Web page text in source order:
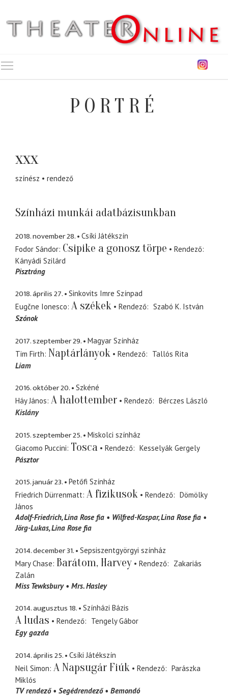
PORTRÉ
xxx
színész rendező
Színházi munkái adatbázisunkban
2018. november 28.
Csíki Játékszín
Fodor Sándor Csipike a gonosz törpe
Rendező
Kányádi Szilárd
Pisztráng
2018. április 27.
Sinkovits Imre Színpad
Eugčne Ionesco A székek Rendező
Szabó K. István
Szónok
2017. szeptember 29.
Magyar Színház
Tim Firth Naptárlányok Rendező
Tallós Rita
Liam
2016. október 20.
Szkéné
Háy János A halottember Rendező
Bérczes László
Kislány
2015. szeptember 25.
Miskolci színház
Giacomo Puccini Tosca Rendező
Kesselyák Gergely
Pásztor
2015. január 23.
Petőfi Színház
Friedrich Dürrenmatt A fizikusok Rendező
Dömölky
János
Adolf-Friedrich Lina Rose fia Wilfred-Kaspar Lina Rose fia
Jörg-Lukas Lina Rose fia
2014. december 31.
Sepsiszentgyörgyi színház
Mary Chase Barátom, Harvey Rendező
Zakariás
Zalán
Miss Tewksbury
Mrs. Hasley
2014. augusztus 18. Színházi Bázis
A ludas Rendező
Tengely Gábor
Egy gazda
2014. április 25.
Csíki Játékszín
Neil Simon A Napsugár Fiúk Rendező
Parászka
Miklós
TV rendező
Segédrendező Bemondó